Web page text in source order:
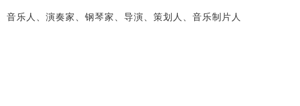
音乐人、演奏家、钢琴家、导演、策划人、音乐制片人